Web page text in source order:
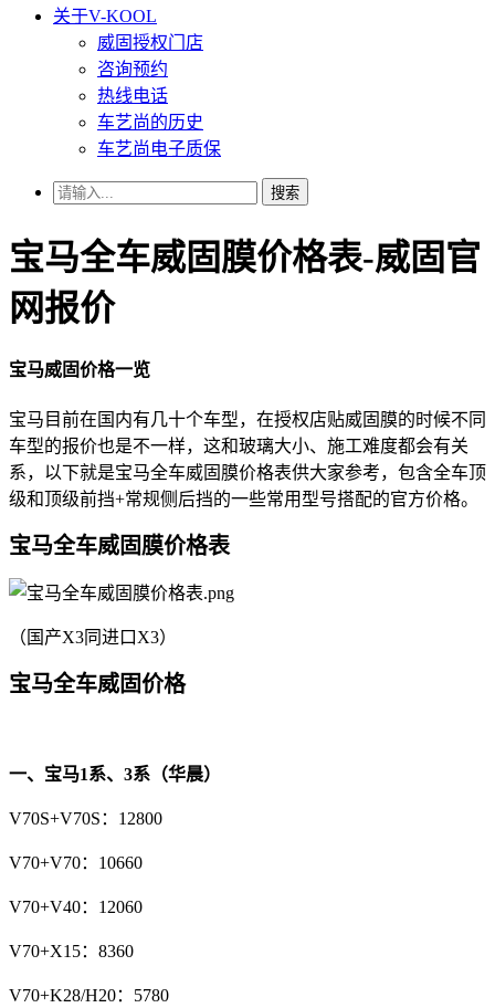
关于V-KOOL
威固授权门店
咨询预约
热线电话
车艺尚的历史
车艺尚电子质保
搜索
宝马全车威固膜价格表-威固官
网报价
宝马威固价格一览
宝马目前在国内有几十个车型，在授权店贴威固膜的时候不同
车型的报价也是不一样，这和玻璃大小、施工难度都会有关
系，以下就是宝马全车威固膜价格表供大家参考，包含全车顶
级和顶级前挡+常规侧后挡的一些常用型号搭配的官方价格。
宝马全车威固膜价格表
（国产X3同进口X3）
宝马全车威固价格
一、宝马1系、3系（华晨）
V70S+V70S：12800
V70+V70：10660
V70+V40：12060
V70+X15：8360
V70+K28/H20：5780